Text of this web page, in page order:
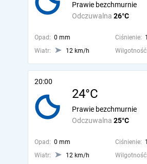
Odczuwalna 26°C
Prawie bezchmurnie
Opad: 0 mm Ciśnienie:
Wiatr:
12 km/h Wilgotność:
20:00
24°C
Odczuwalna 25°C
Prawie bezchmurnie
Opad: 0 mm Ciśnienie:
Wiatr:
12 km/h Wilgotność: